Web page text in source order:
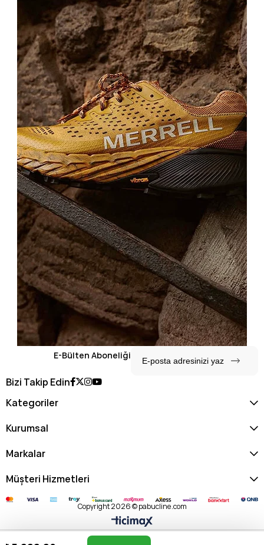
E-Bülten Aboneliği
Bizi Takip Edin
Kategoriler
Kurumsal
Markalar
Müşteri Hizmetleri
Copyright 2026 © pabucline.com